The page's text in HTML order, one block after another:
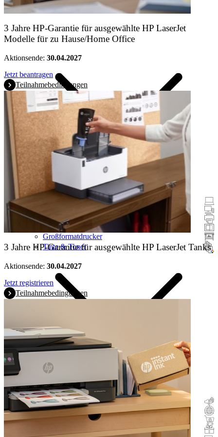
Notebooks & Tablets
Drucker
Scanner
Großformatdrucker
Tinte & Toner
Cashback
Trade-In
Buy & Try
3 Jahre HP-Garantie für ausgewählte HP LaserJet
Modelle für zu Hause/Home Office
Aktionsende: 30.04.2027
Jetzt beantragen
Teilnahmebedingungen
3 Jahre HP-Garantie für ausgewählte HP LaserJet Tanks
Aktionsende: 30.04.2027
Jetzt registrieren
Teilnahmebedingungen